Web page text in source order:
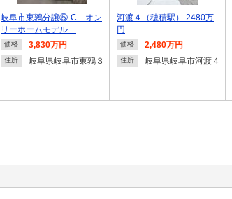
岐阜市東鶉分譲⑤-C オン
リーホームモデル…
価格 3,830万円
住所 岐阜県岐阜市東鶉３
河渡４（穂積駅） 2480万
円
価格 2,480万円
住所 岐阜県岐阜市河渡４